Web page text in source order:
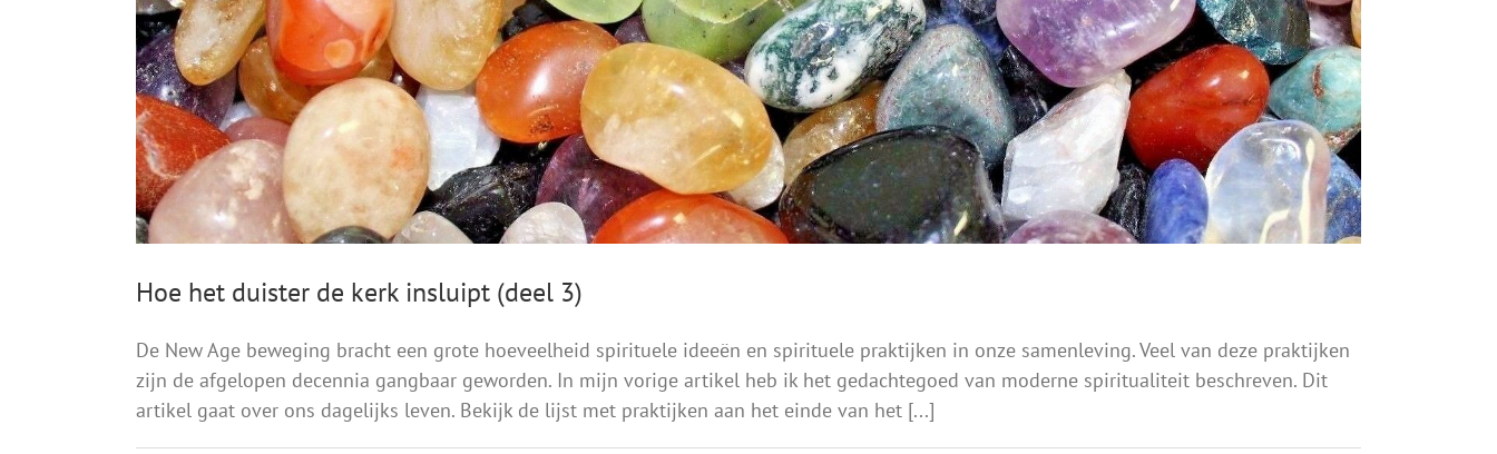
Hoe het duister de kerk insluipt (deel 3)
De New Age beweging bracht een grote hoeveelheid spirituele ideeën en spirituele praktijken in onze samenleving. Veel van deze praktijken
zijn de afgelopen decennia gangbaar geworden. In mijn vorige artikel heb ik het gedachtegoed van moderne spiritualiteit beschreven. Dit
artikel gaat over ons dagelijks leven. Bekijk de lijst met praktijken aan het einde van het [...]